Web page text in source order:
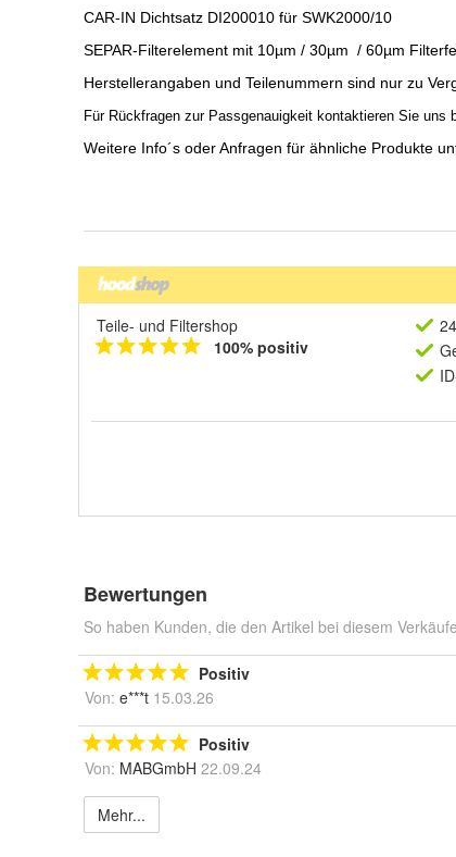
Teile- und Filtershop
100% positiv
Bewertungen
So haben Kunden, die den Artikel bei diesem
Positiv
Von: e***t 15.03.26
Positiv
Von: MABGmbH 22.09.24
Mehr...